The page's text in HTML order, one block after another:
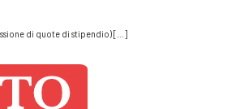
di quote di stipendio) […]